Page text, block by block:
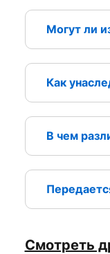
Могут ли
Как
В чем
Смотреть